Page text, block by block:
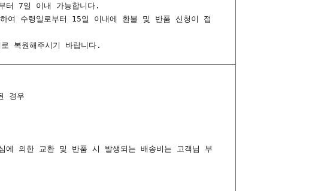
터 7일 이내 가능합니다.
수령일로부터 15일 이내에 환불 및 반품 신청이 접
복원해주시기 바랍니다.
경우
에 의한 교환 및 반품 시 발생되는 배송비는 고객님 부